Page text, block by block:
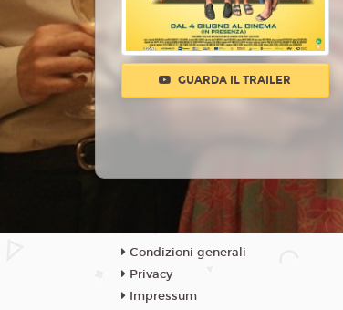
GUARDA IL TRAILER
Condizioni generali
Privacy
Impressum